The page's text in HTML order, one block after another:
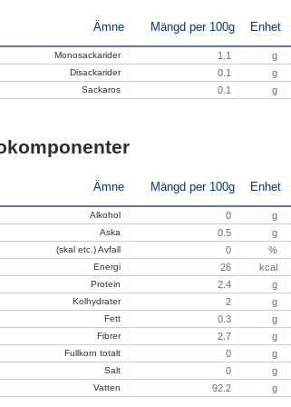
Ämne Mängd per 100g Enhet
Monosackarider 1.1 g
Disackarider 0.1 g
Sackaros 0.1 g
Ämne Mängd per 100g Enhet
Alkohol 0 g
Aska 0.5 g
(skal etc.) Avfall 0 %
Energi 26 kcal
Protein 2.4 g
Kolhydrater 2 g
Fett 0.3 g
Fibrer 2.7 g
Fullkorn totalt 0 g
Salt 0 g
Vatten 92.2 g